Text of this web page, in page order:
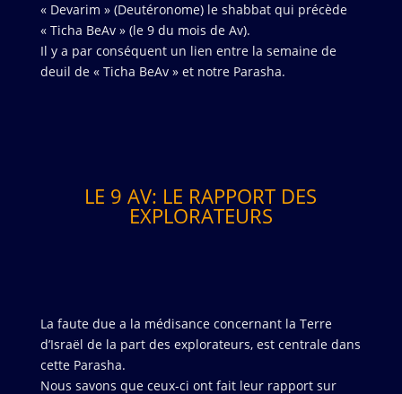
« Devarim » (Deutéronome) le shabbat qui précède
« Ticha BeAv » (le 9 du mois de Av).
Il y a par conséquent un lien entre la semaine de
deuil de « Ticha BeAv » et notre Parasha.
LE 9 AV: LE RAPPORT DES
EXPLORATEURS
La faute due a la médisance concernant la Terre
d’Israël de la part des explorateurs, est centrale dans
cette Parasha.
Nous savons que ceux-ci ont fait leur rapport sur